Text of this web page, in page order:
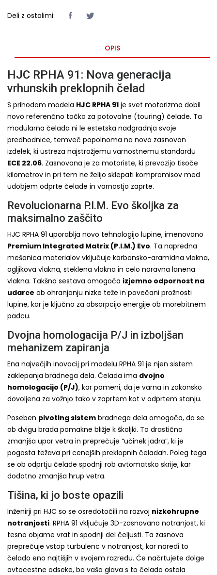
Deli z ostalimi:
OPIS
HJC RPHA 91: Nova generacija
vrhunskih preklopnih čelad
S prihodom modela HJC RPHA 91 je svet motorizma dobil
novo referenčno točko za potovalne (touring) čelade. Ta
modularna čelada ni le estetska nadgradnja svoje
predhodnice, temveč popolnoma na novo zasnovan
izdelek, ki ustreza najstrožjemu varnostnemu standardu
ECE 22.06. Zasnovana je za motoriste, ki prevozijo tisoče
kilometrov in pri tem ne želijo sklepati kompromisov med
udobjem odprte čelade in varnostjo zaprte.
Revolucionarna P.I.M. Evo školjka za
maksimalno zaščito
HJC RPHA 91 uporablja novo tehnologijo lupine, imenovano
Premium Integrated Matrix (P.I.M.) Evo. Ta napredna
mešanica materialov vključuje karbonsko-aramidna vlakna,
ogljikova vlakna, steklena vlakna in celo naravna lanena
vlakna. Takšna sestava omogoča izjemno odpornost na
udarce ob ohranjanju nizke teže in povečani prožnosti
lupine, kar je ključno za absorpcijo energije ob morebitnem
padcu.
Dvojna homologacija P/J in izboljšan
mehanizem zapiranja
Ena največjih inovacij pri modelu RPHA 91 je njen sistem
zaklepanja bradnega dela. Čelada ima dvojno
homologacijo (P/J), kar pomeni, da je varna in zakonsko
dovoljena za vožnjo tako v zaprtem kot v odprtem stanju.
Poseben pivoting sistem bradnega dela omogoča, da se
ob dvigu brada pomakne bližje k školjki. To drastično
zmanjša upor vetra in preprečuje “učinek jadra”, ki je
pogosta težava pri cenejših preklopnih čeladah. Poleg tega
se ob odprtju čelade spodnji rob avtomatsko skrije, kar
dodatno zmanjša hrup vetra.
Tišina, ki jo boste opazili
Inženirji pri HJC so se osredotočili na razvoj nizkohrupne
notranjosti. RPHA 91 vključuje 3D-zasnovano notranjost, ki
tesno objame vrat in spodnji del čeljusti. Ta zasnova
preprečuje vstop turbulenc v notranjost, kar naredi to
čelado eno najtišjih v svojem razredu. Če načrtujete dolge
avtocestne odseke, bo vaša glava s to čelado ostala